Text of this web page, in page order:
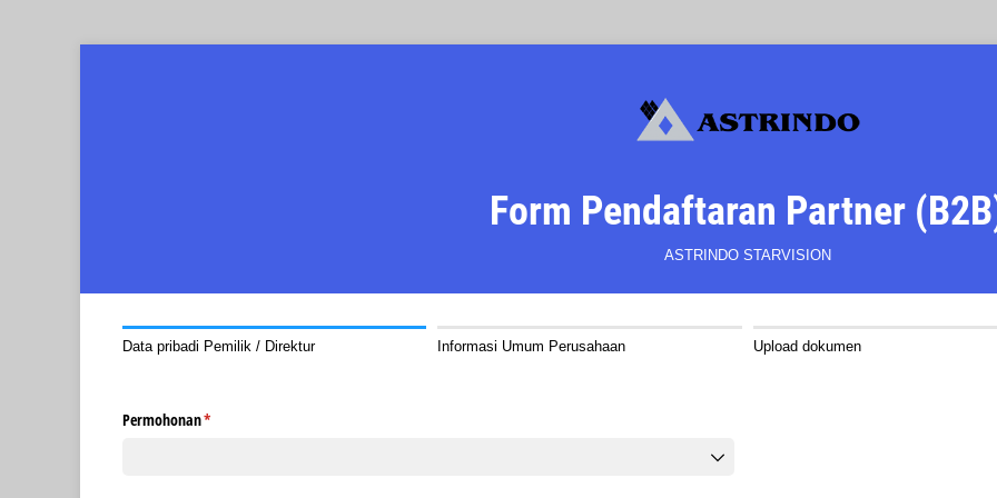
Form Pendaftaran Partner
ASTRINDO STARVISION
Data pribadi Pemilik / Direktur Informasi Umum Perusahaan Upload dokumen
Permohonan*
(required)